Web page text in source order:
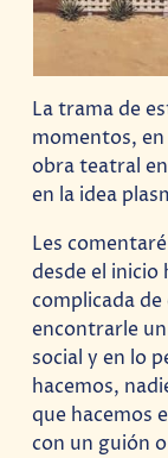
La trama de
momentos,
obra teatral
en la idea
Les
desde el inicio
complicada
encontrarle
social y en lo
hacemos,
que hacemos
con un guión